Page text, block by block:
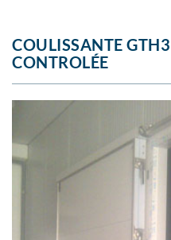
COULISSANTE
CONTROLÉE